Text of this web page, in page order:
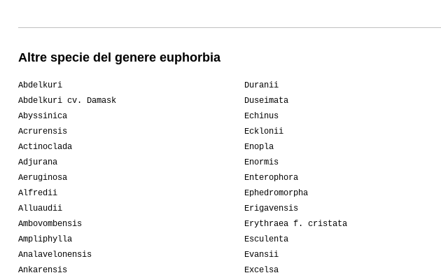
Altre specie del genere euphorbia
Abdelkuri
Abdelkuri cv. Damask
Abyssinica
Acrurensis
Actinoclada
Adjurana
Aeruginosa
Alfredii
Alluaudii
Ambovombensis
Ampliphylla
Analavelonensis
Ankarensis
Duranii
Duseimata
Echinus
Ecklonii
Enopla
Enormis
Enterophora
Ephedromorpha
Erigavensis
Erythraea f. cristata
Esculenta
Evansii
Excelsa